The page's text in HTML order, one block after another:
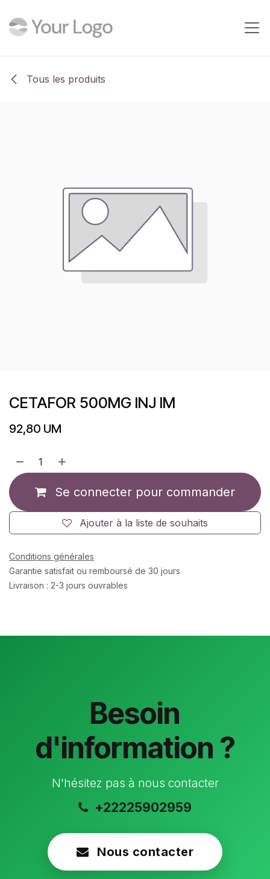
Tous les produits
CETAFOR 500MG INJ IM
92,80 UM
Se connecter pour commander
Ajouter à la liste de souhaits
Conditions générales
Garantie satisfait ou remboursé de 30 jours
Livraison : 2-3 jours ouvrables
Besoin
d'information ?
N'hésitez pas à nous contacter
+22225902959
Nous contacter